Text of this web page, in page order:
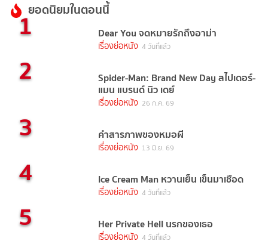
ยอดนิยมในตอนนี้
1 Dear You จดหมายรักถึงอาม่า
เรื่องย่อหนัง 4 วันที่แล้ว
2 Spider-Man: Brand New Day สไปเดอร์-
แมน แบรนด์ นิว เดย์
เรื่องย่อหนัง 26 ก.ค. 69
3 คำสารภาพของหมอผี
เรื่องย่อหนัง 13 มิ.ย. 69
4 Ice Cream Man หวานเย็น เข็นมาเชือด
เรื่องย่อหนัง 4 วันที่แล้ว
5 Her Private Hell นรกของเธอ
เรื่องย่อหนัง 4 วันที่แล้ว